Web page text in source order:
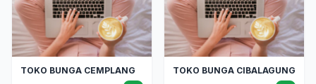
TOKO BUNGA CEMPLANG
TOKO BUNGA CIBALAGUNG